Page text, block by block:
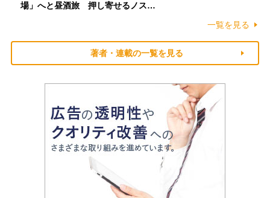
場」へと昼酒旅 押し寄せるノス…
一覧を見る
著者・連載の一覧を見る